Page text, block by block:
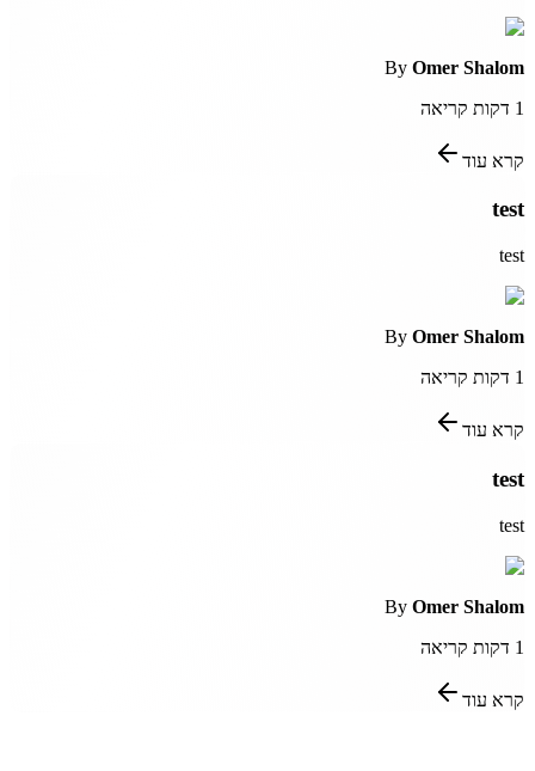
By Omer Shalom
1 דקות קריאה
קרא עוד
test
test
By Omer Shalom
1 דקות קריאה
קרא עוד
test
test
By Omer Shalom
1 דקות קריאה
קרא עוד